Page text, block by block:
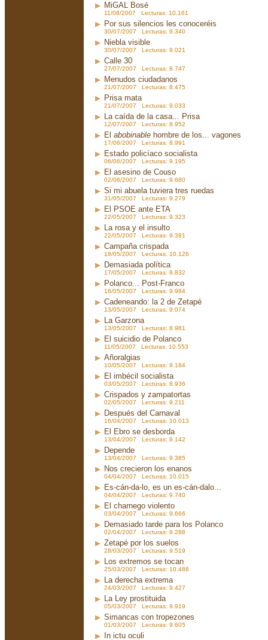
MiGAL Bosé
11/08/2007 Lecturas: 10.161
Por sus silencios les conoceréis
30/07/2007 Lecturas: 9.340
Niebla visible
30/07/2007 Lecturas: 9.021
Calle 30
27/07/2007 Lecturas: 8.747
Menudos ciudadanos
21/07/2007 Lecturas: 8.475
Prisa mata
21/07/2007 Lecturas: 9.033
La caída de la casa... Prisa
12/07/2007 Lecturas: 8.952
El abobinable hombre de los... vagones
17/06/2007 Lecturas: 8.991
Estado policíaco socialista
06/06/2007 Lecturas: 9.195
El asesino de Couso
02/06/2007 Lecturas: 9.680
Si mi abuela tuviera tres ruedas
31/05/2007 Lecturas: 9.279
El PSOE ante ETA
22/05/2007 Lecturas: 9.323
La rosa y el insulto
22/05/2007 Lecturas: 9.391
Campaña crispada
18/05/2007 Lecturas: 10.126
Demasiada política
17/05/2007 Lecturas: 8.832
Polanco... Post-Franco
16/05/2007 Lecturas: 9.984
Cadeneando: la 2 de Zetapé
13/05/2007 Lecturas: 9.074
La Garzona
13/05/2007 Lecturas: 8.981
El suicidio de Polanco
11/05/2007 Lecturas: 10.553
Añoralgias
10/05/2007 Lecturas: 9.184
El imbécil socialista
03/05/2007 Lecturas: 8.936
Crispados y zampatortas
02/05/2007 Lecturas: 9.211
Después del Carnaval
16/04/2007 Lecturas: 10.013
El Ebro se desborda
13/04/2007 Lecturas: 9.142
Depende
13/04/2007 Lecturas: 9.385
Nos crecieron los enanos
04/04/2007 Lecturas: 10.015
Es-cán-da-lo, es un es-cán-dalo...
04/04/2007 Lecturas: 9.740
El charnego violento
03/04/2007 Lecturas: 9.666
Demasiado tarde para los Polanco
02/04/2007 Lecturas: 9.288
Zetapé por los suelos
28/03/2007 Lecturas: 9.519
Los extremos se tocan
25/03/2007 Lecturas: 10.488
La derecha extrema
24/03/2007 Lecturas: 9.427
La Ley prostituida
05/03/2007 Lecturas: 9.919
Simancas con tropezones
01/03/2007 Lecturas: 9.605
In ictu oculi